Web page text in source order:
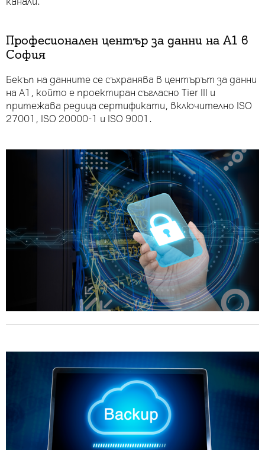
Професионален център за данни на А1 в
София
Бекъп на данните се съхранява в центърът за данни
на А1, който е проектиран съгласно Tier III и
притежава редица сертификати, включително ISO
27001, ISO 20000-1 и ISO 9001.